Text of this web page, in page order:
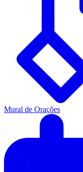
Mural de Orações